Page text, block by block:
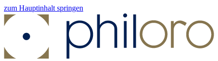
zum Hauptinhalt springen